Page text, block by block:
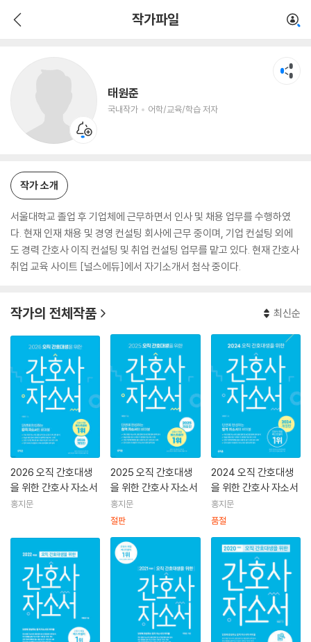
작가파일
태원준
국내작가 어학/교육/학습 저자
어학/교육/학습 저자
작가 소개
서울대학교 졸업 후 기업체에 근무하면서 인사 및 채용 업무를 수행하였
다. 현재 인재 채용 및 경영 컨설팅 회사에 근무 중이며, 기업 컨설팅 외에
도 경력 간호사 이직 컨설팅 및 취업 컨설팅 업무를 맡고 있다. 현재 간호사
취업 교육 사이트 [널스에듀]에서 자기소개서 첨삭 중이다.
작가의 전체작품 최신순
2026 오직 간호대생
을 위한 간호사 자소서
홍지문
2025 오직 간호대생
을 위한 간호사 자소서
홍지문
절판
2024 오직 간호대생
을 위한 간호사 자소서
홍지문
품절